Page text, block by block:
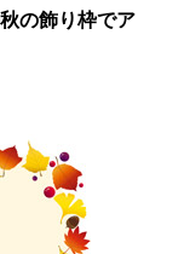
の飾り枠でア